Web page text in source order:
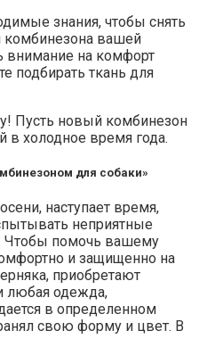
знания, чтобы снять
комбинезона вашей
внимание на комфорт
подбирать ткань для
Пусть новый комбинезон
в холодное время года.
для собаки»
наступает время,
неприятные
Чтобы помочь вашему
и защищенно на
приобретают
любая одежда,
в определенном
свою форму и цвет. В